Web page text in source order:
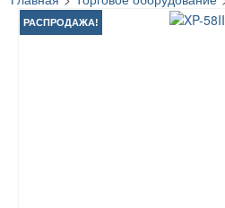
РАСПРОДАЖА!